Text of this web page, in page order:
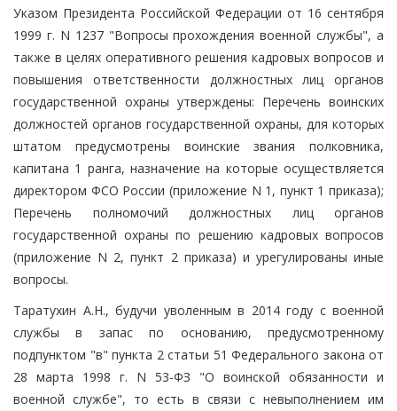
Указом Президента Российской Федерации от 16 сентября
1999 г. N 1237 "Вопросы прохождения военной службы", а
также в целях оперативного решения кадровых вопросов и
повышения ответственности должностных лиц органов
государственной охраны утверждены: Перечень воинских
должностей органов государственной охраны, для которых
штатом предусмотрены воинские звания полковника,
капитана 1 ранга, назначение на которые осуществляется
директором ФСО России (приложение N 1, пункт 1 приказа);
Перечень полномочий должностных лиц органов
государственной охраны по решению кадровых вопросов
(приложение N 2, пункт 2 приказа) и урегулированы иные
вопросы.
Таратухин А.Н., будучи уволенным в 2014 году с военной
службы в запас по основанию, предусмотренному
подпунктом "в" пункта 2 статьи 51 Федерального закона от
28 марта 1998 г. N 53-ФЗ "О воинской обязанности и
военной службе", то есть в связи с невыполнением им